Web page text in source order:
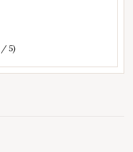
/ 5)